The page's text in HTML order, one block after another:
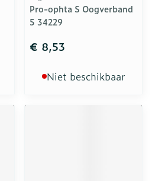
Pro-ophta S Oogverband
5 34229
€ 8,53
Niet beschikbaar